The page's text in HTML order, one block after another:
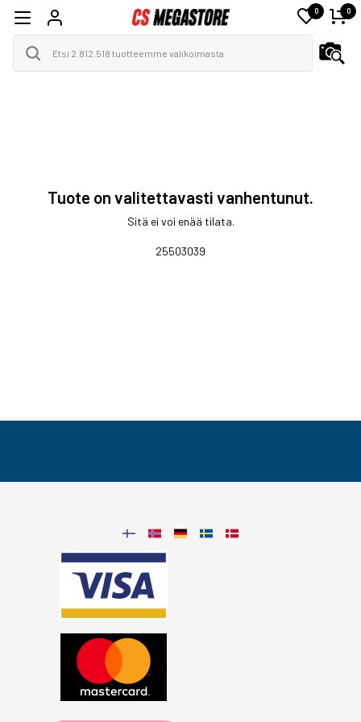
0 0
Tuote on valitettavasti vanhentunut.
Sitä ei voi enää tilata.
25503039